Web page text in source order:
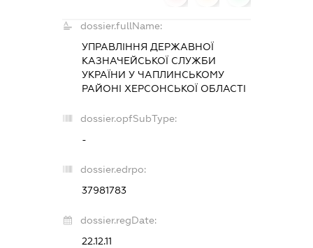
dossier.fullName:
УПРАВЛІННЯ ДЕРЖАВНОЇ
КАЗНАЧЕЙСЬКОЇ СЛУЖБИ
УКРАЇНИ У ЧАПЛИНСЬКОМУ
РАЙОНІ ХЕРСОНСЬКОЇ ОБЛАСТІ
dossier.opfSubType:
-
dossier.edrpo:
37981783
dossier.regDate:
22.12.11